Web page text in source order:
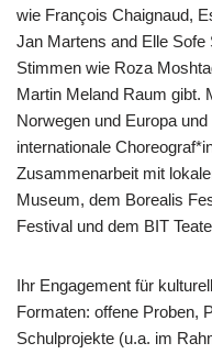
wie François Chaignaud,
Jan Martens and Elle Sofe
Stimmen wie Roza
Martin Meland Raum gibt.
Norwegen und Europa
internationale
Zusammenarbeit mit
Museum, dem Borealis
Festival und dem BIT
Ihr Engagement für
Formaten: offene Proben,
Schulprojekte (u.a. im